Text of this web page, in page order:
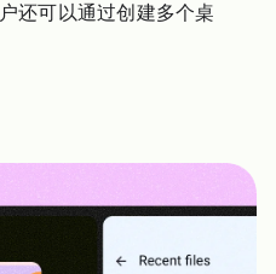
还可以通过创建多个桌